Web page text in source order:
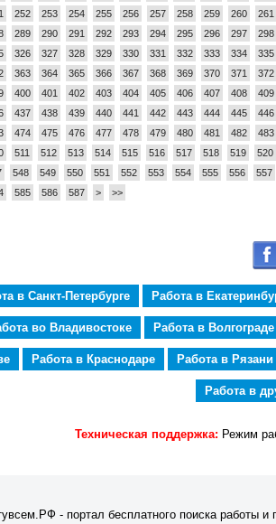
252 253 254 255 256 257 258 259 260 261
289 290 291 292 293 294 295 296 297 298
326 327 328 329 330 331 332 333 334 335
363 364 365 366 367 368 369 370 371 372
400 401 402 403 404 405 406 407 408 409
437 438 439 440 441 442 443 444 445 446
474 475 476 477 478 479 480 481 482 483
511 512 513 514 515 516 517 518 519 520
548 549 550 551 552 553 554 555 556 557
585 586 587 > >>
в Санкт-Петербурге Работа в
во Владивостоке Работа в Волгограде
Работа в Краснодаре Работа в Рязани
Работа в
Техническая поддержка: Режим
- портал бесплатного поиска работы